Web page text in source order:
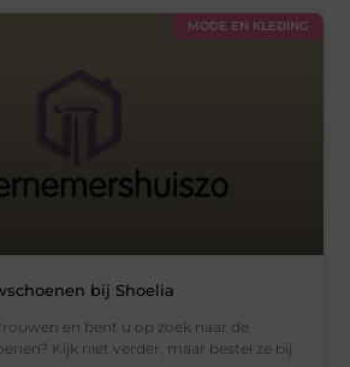
MODE EN KLEDING
bij Shoelia
en bent u op zoek naar de
Kijk niet verder, maar bestel ze bij